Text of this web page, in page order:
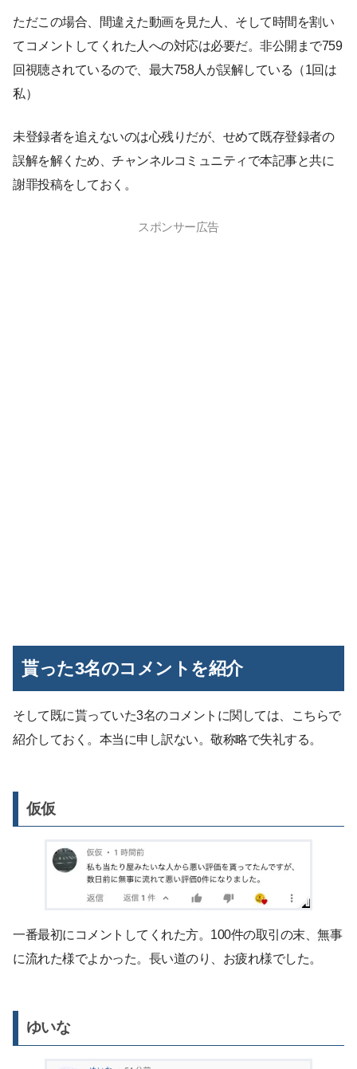
ただこの場合、間違えた動画を見た人、そして時間を割い
てコメントしてくれた人への対応は必要だ。非公開まで759
回視聴されているので、最大758人が誤解している（1回は
私）
未登録者を追えないのは心残りだが、せめて既存登録者の
誤解を解くため、チャンネルコミュニティで本記事と共に
謝罪投稿をしておく。
スポンサー広告
貰った3名のコメントを紹介
そして既に貰っていた3名のコメントに関しては、こちらで
紹介しておく。本当に申し訳ない。敬称略で失礼する。
仮仮
一番最初にコメントしてくれた方。100件の取引の末、無事
に流れた様でよかった。長い道のり、お疲れ様でした。
ゆいな